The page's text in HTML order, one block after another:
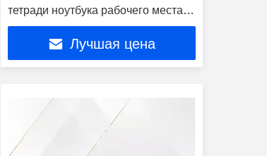
тетради ноутбука рабочего места
дюйма
Лучшая цена